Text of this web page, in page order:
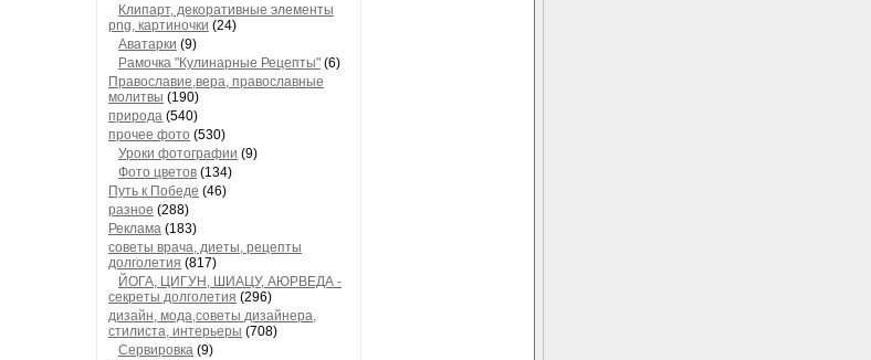
Клипарт, декоративные элементы
png, картиночки (24)
Аватарки (9)
Рамочка "Кулинарные Рецепты" (6)
Православие,вера, православные
молитвы (190)
природа (540)
прочее фото (530)
Уроки фотографии (9)
Фото цветов (134)
Путь к Победе (46)
разное (288)
Реклама (183)
советы врача, диеты, рецепты
долголетия (817)
ЙОГА, ЦИГУН, ШИАЦУ, АЮРВЕДА -
секреты долголетия (296)
дизайн, мода,советы дизайнера,
стилиста, интерьеры (708)
Сервировка (9)